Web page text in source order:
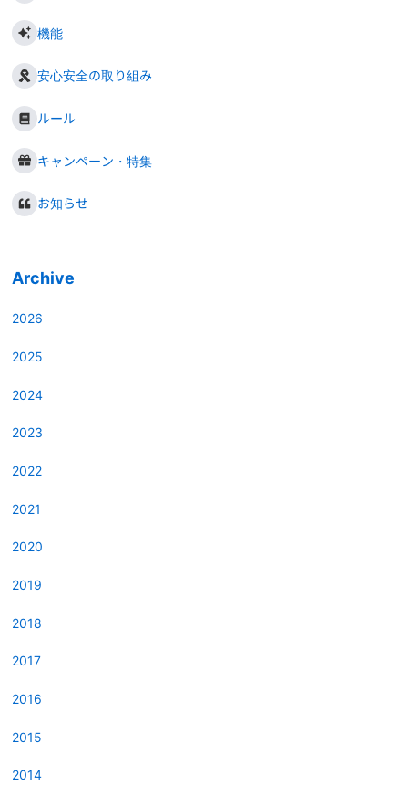
機能
安心安全の取り組み
ルール
キャンペーン・特集
お知らせ
Archive
2026
2025
2024
2023
2022
2021
2020
2019
2018
2017
2016
2015
2014